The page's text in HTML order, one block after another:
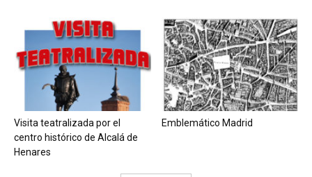
Visita teatralizada por el
centro histórico de Alcalá de
Henares
Emblemático Madrid